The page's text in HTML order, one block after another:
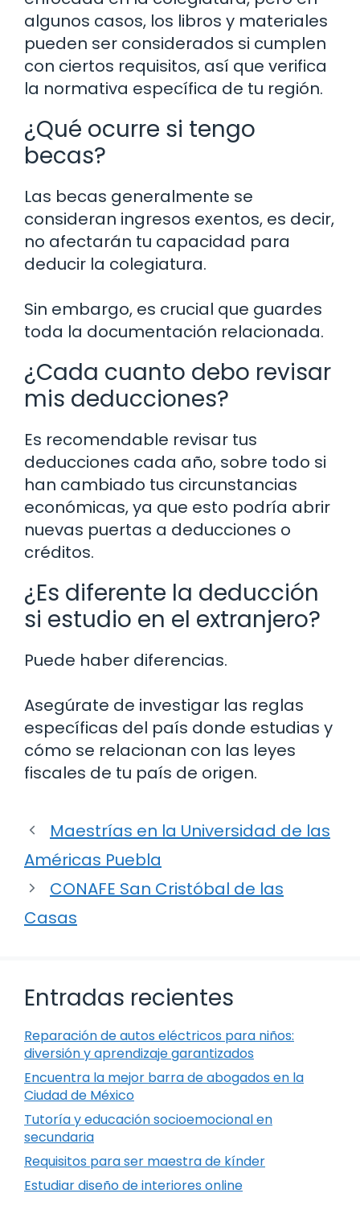
algunos casos, los libros y materiales
pueden ser considerados si cumplen
con ciertos requisitos, así que verifica
la normativa específica de tu región.
¿Qué ocurre si tengo
becas?
Las becas generalmente se
consideran ingresos exentos, es decir,
no afectarán tu capacidad para
deducir la colegiatura.
Sin embargo, es crucial que guardes
toda la documentación relacionada.
¿Cada cuanto debo revisar
mis deducciones?
Es recomendable revisar tus
deducciones cada año, sobre todo si
han cambiado tus circunstancias
económicas, ya que esto podría abrir
nuevas puertas a deducciones o
créditos.
¿Es diferente la deducción
si estudio en el extranjero?
Puede haber diferencias.
Asegúrate de investigar las reglas
específicas del país donde estudias y
cómo se relacionan con las leyes
fiscales de tu país de origen.
Maestrías en la Universidad de las
Américas Puebla
CONAFE San Cristóbal de las
Casas
Entradas recientes
Reparación de autos eléctricos para niños:
diversión y aprendizaje garantizados
Encuentra la mejor barra de abogados en la
Ciudad de México
Tutoría y educación socioemocional en
secundaria
Requisitos para ser maestra de kínder
Estudiar diseño de interiores online